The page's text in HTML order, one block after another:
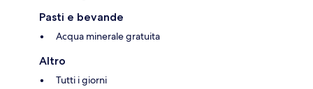
Pasti e bevande
Acqua minerale gratuita
Altro
Tutti i giorni